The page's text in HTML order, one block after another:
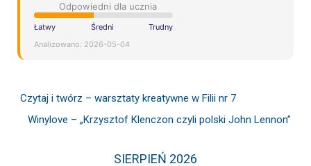
Odpowiedni dla ucznia
Łatwy Średni
Trudny
Analizowano: 2026-05-04
Czytaj i twórz – warsztaty kreatywne w Filii nr 7
Winylove – „Krzysztof Klenczon czyli polski John Lennon”
SIERPIEŃ 2026